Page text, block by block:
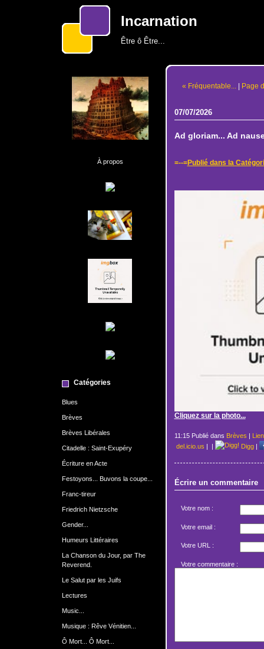
Incarnation
Être ô Être...
À propos
Catégories
Blues
Brèves
Brèves Libérales
Citadelle : Saint-Exupéry
Écriture en Acte
Festoyons... Buvons la coupe...
Franc-tireur
Friedrich Nietzsche
Gender...
Humeurs Littéraires
La Chanson du Jour, par The
Reverend.
Le Salut par les Juifs
Lectures
Music...
Musique : Rêve Vénitien...
Ô Mort... Ô Mort...
« Fréquentable... | Page
07/07/2026
Ad gloriam... Ad
=--=Publié dans la
Cliquez sur la photo...
11:15 Publié dans Brèves |
del.icio.us | | Digg|
Écrire un commentaire
Votre nom :
Votre email :
Votre URL :
Votre commentaire :